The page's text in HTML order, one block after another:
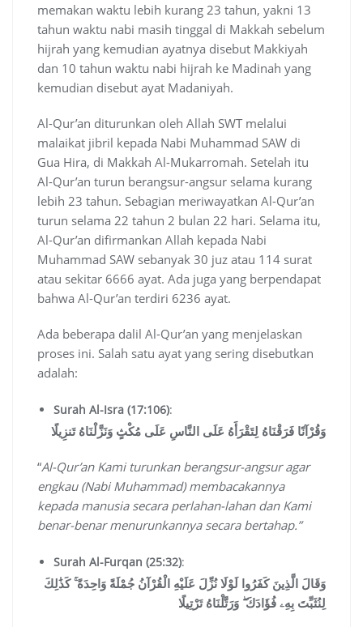
memakan waktu lebih kurang 23 tahun, yakni 13
tahun waktu nabi masih tinggal di Makkah sebelum
hijrah yang kemudian ayatnya disebut Makkiyah
dan 10 tahun waktu nabi hijrah ke Madinah yang
kemudian disebut ayat Madaniyah.
Al-Qur’an diturunkan oleh Allah SWT melalui
malaikat jibril kepada Nabi Muhammad SAW di
Gua Hira, di Makkah Al-Mukarromah. Setelah itu
Al-Qur’an turun berangsur-angsur selama kurang
lebih 23 tahun. Sebagian meriwayatkan Al-Qur’an
turun selama 22 tahun 2 bulan 22 hari. Selama itu,
Al-Qur’an difirmankan Allah kepada Nabi
Muhammad SAW sebanyak 30 juz atau 114 surat
atau sekitar 6666 ayat. Ada juga yang berpendapat
bahwa Al-Qur’an terdiri 6236 ayat.
Ada beberapa dalil Al-Qur’an yang menjelaskan
proses ini. Salah satu ayat yang sering disebutkan
adalah:
Surah Al-Isra (17:106):
وَقُرْآنًا فَرَقْنَاهُ لِتَقْرَأَهُ عَلَى النَّاسِ عَلَى مُكْثٍ وَنَزَّلْنَاهُ تَنزِيلًا
“Al-Qur’an Kami turunkan berangsur-angsur agar
engkau (Nabi Muhammad) membacakannya
kepada manusia secara perlahan-lahan dan Kami
benar-benar menurunkannya secara bertahap.”
Surah Al-Furqan (25:32):
وَقَالَ الَّذِينَ كَفَرُوا لَوْلَا نُزِّلَ عَلَيْهِ الْقُرْآنُ جُمْلَةً وَاحِدَةً ۚ كَذَٰلِكَ
لِنُثَبِّتَ بِهِۦ فُؤَادَكَ ۖ وَرَتَّلْنَاهُ تَرْتِيلًا